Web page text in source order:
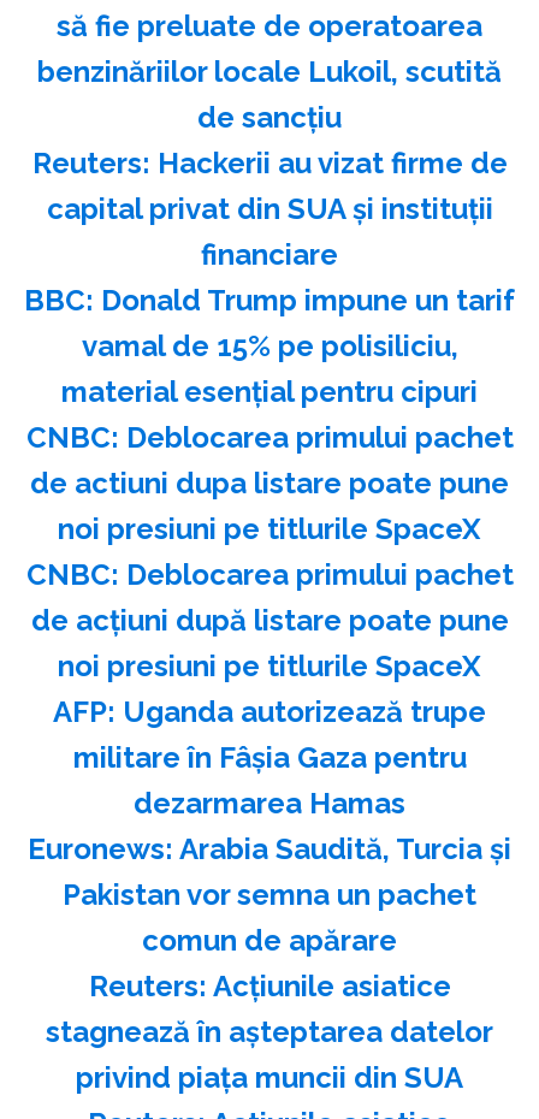
să fie preluate de operatoarea
benzinăriilor locale Lukoil, scutită
de sancțiu
Reuters: Hackerii au vizat firme de
capital privat din SUA şi instituţii
financiare
BBC: Donald Trump impune un tarif
vamal de 15% pe polisiliciu,
material esenţial pentru cipuri
CNBC: Deblocarea primului pachet
de actiuni dupa listare poate pune
noi presiuni pe titlurile SpaceX
CNBC: Deblocarea primului pachet
de acţiuni după listare poate pune
noi presiuni pe titlurile SpaceX
AFP: Uganda autorizează trupe
militare în Fâşia Gaza pentru
dezarmarea Hamas
Euronews: Arabia Saudită, Turcia şi
Pakistan vor semna un pachet
comun de apărare
Reuters: Acţiunile asiatice
stagnează în aşteptarea datelor
privind piaţa muncii din SUA